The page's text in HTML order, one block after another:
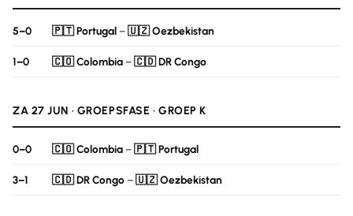
5–0 🇵🇹 Portugal–🇺🇿 Oezbekistan
1–0 🇨🇴 Colombia–🇨🇩 DR Congo
ZA 27 JUN · GROEPSFASE · GROEP K
0–0 🇨🇴 Colombia–🇵🇹 Portugal
3–1 🇨🇩 DR Congo–🇺🇿 Oezbekistan